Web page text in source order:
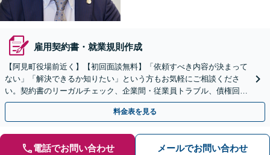
雇用契約書・就業規則作成
【阿見町役場前近く】【初回面談無料】「依頼すべき内容が決まって
ない」「解決できるか知りたい」という方もお気軽にご相談くださ
い。契約書のリーガルチェック、企業間・従業員トラブル、債権回収
など【顧問契約可能】
料金表を見る
電話でお問い合わせ メールでお問い合わせ